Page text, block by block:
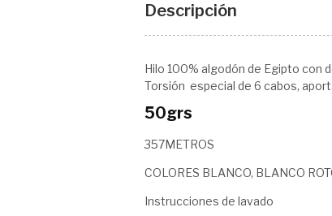
Descripción
Hilo 100% algodón de Egipto con
Torsión especial de 6 cabos,
50grs
357METROS
COLORES BLANCO, BLANCO
Instrucciones de lavado